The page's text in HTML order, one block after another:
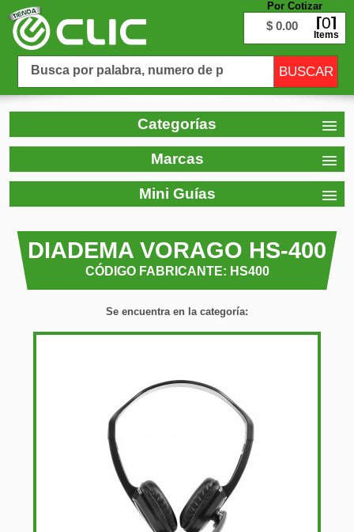
Por Cotizar
$ 0.00 0
Items
Categorías
Marcas
Mini Guías
DIADEMA VORAGO HS-400
CÓDIGO FABRICANTE: HS400
Se encuentra en la categoría: